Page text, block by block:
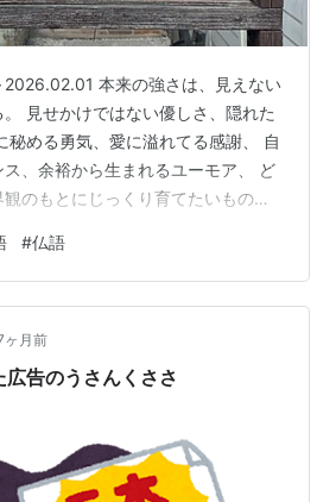
2026.02.01 本来の強さは、見えない
見せかけではない優しさ、隠れた
秘める勇気、愛に溢れてる感謝、 自
、余裕から生まれるユーモア、 ど
のもとにじっくり育てたいもので
えて ランキング参加中雑談・日記を
ランキング参加中言葉を紡ぐ人た
#仏語
ヶ月前
告のうさんくささ